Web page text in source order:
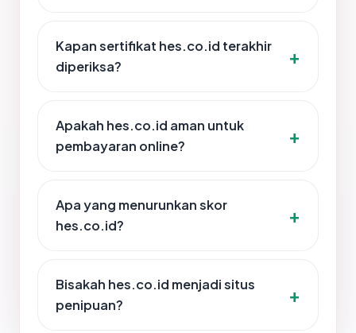
Kapan sertifikat hes.co.id terakhir
diperiksa?
Apakah hes.co.id aman untuk
pembayaran online?
Apa yang menurunkan skor
hes.co.id?
Bisakah hes.co.id menjadi situs
penipuan?